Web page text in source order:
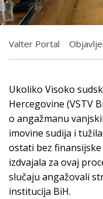
Valter Portal
Ukoliko Visoko
Hercegovine (VSTV
o angažmanu
imovine sudija i
ostati bez
izdvajala za ovaj
slučaju angažovali
institucija BiH.